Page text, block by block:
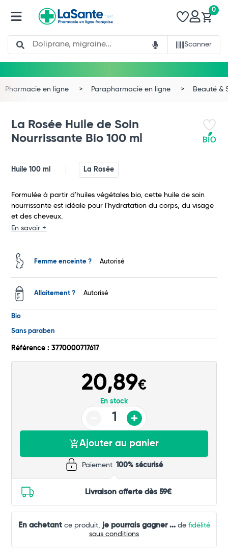
Search
Scanner
0
Total
Pharmacie en ligne Parapharmacie en ligne Beauté &
La Rosée Huile de Soin
Nourrissante Bio 100 ml
Huile 100 ml La Rosée
Formulée à partir d'huiles végétales bio, cette huile de soin
nourrissante est idéale pour l'hydratation du corps, du visage
et des cheveux.
En savoir +
Femme enceinte ? Autorisé
Allaitement ? Autorisé
Bio
Sans paraben
Référence : 3770000717617
20,89€
En stock
Ajouter au panier
Paiement 100% sécurisé
Livraison offerte dès 59€
En achetantce produit, je pourrais gagner ...de fidélité
sous conditions